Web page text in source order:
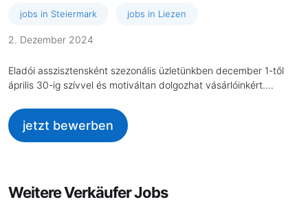
jobs in Steiermark jobs in Liezen
2. Dezember 2024
Eladói asszisztensként szezonális üzletünkben december 1-től
április 30-ig szívvel és motiváltan dolgozhat vásárlóinkért....
jetzt bewerben
Weitere Verkäufer Jobs